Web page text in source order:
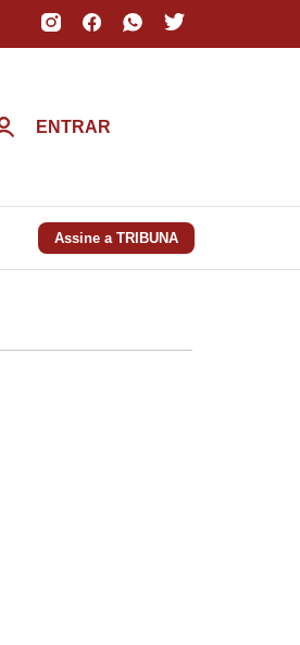
ENTRAR
Assine a TRIBUNA